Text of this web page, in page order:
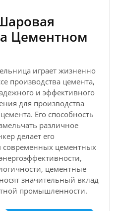
Цементном
играет жизненно
производства цемента,
и эффективного
для производства
Его способность
различное
делает его
современных цементных
цементные
значительный вклад
промышленности.